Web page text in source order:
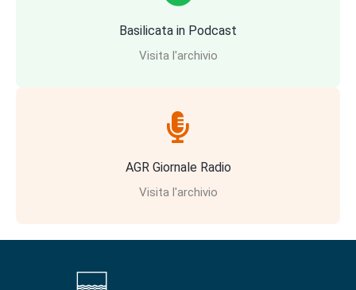
Basilicata in Podcast
Visita l'archivio
AGR Giornale Radio
Visita l'archivio